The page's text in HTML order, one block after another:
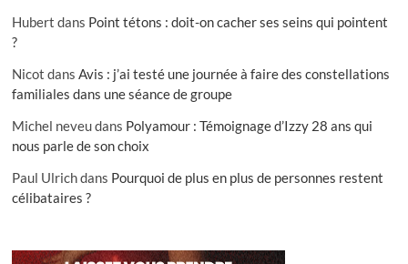
Hubert dans Point tétons : doit-on cacher ses seins qui pointent
?
Nicot dansAvis : j’ai testé une journée à faire des constellations
familiales dans une séance de groupe
Michel neveudans Polyamour : Témoignage d’Izzy 28 ans qui
nous parle de son choix
Paul Ulrichdans Pourquoi de plus en plus de personnes restent
célibataires ?